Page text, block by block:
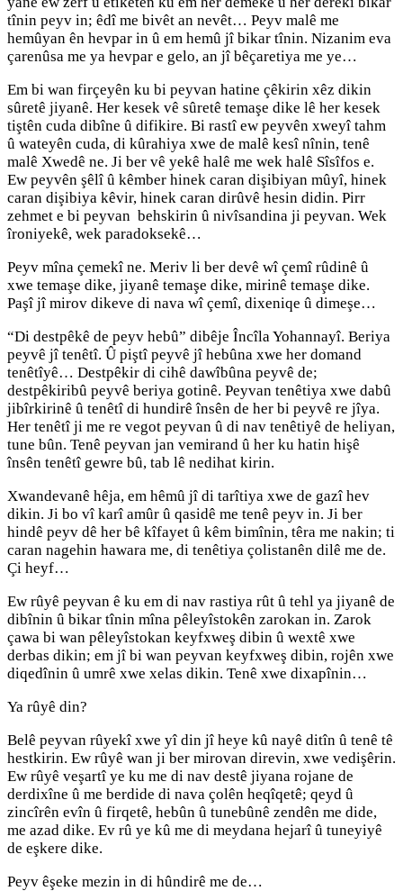
tînin peyv in; êdî me bivêt an nevêt… Peyv malê me
hemûyan ên hevpar in û em hemû jî bikar tînin. Nizanim eva
çarenûsa me ya hevpar e gelo, an jî bêçaretiya me ye…
Em bi wan firçeyên ku bi peyvan hatine çêkirin xêz dikin
sûretê jiyanê. Her kesek vê sûretê temaşe dike lê her kesek
tiştên cuda dibîne û difikire. Bi rastî ew peyvên xweyî tahm
û wateyên cuda, di kûrahiya xwe de malê kesî nînin, tenê
malê Xwedê ne. Ji ber vê yekê halê me wek halê Sîsîfos e.
Ew peyvên şêlî û kêmber hinek caran dişibiyan mûyî, hinek
caran dişibiya kêvir, hinek caran dirûvê hesin didin. Pirr
zehmet e bi peyvan behskirin û nivîsandina ji peyvan. Wek
îroniyekê, wek paradoksekê…
Peyv mîna çemekî ne. Meriv li ber devê wî çemî rûdinê û
xwe temaşe dike, jiyanê temaşe dike, mirinê temaşe dike.
Paşî jî mirov dikeve di nava wî çemî, dixeniqe û dimeşe…
“Di destpêkê de peyv hebû” dibêje Încîla Yohannayî. Beriya
peyvê jî tenêtî. Û piştî peyvê jî hebûna xwe her domand
tenêtîyê… Destpêkir di cihê dawîbûna peyvê de;
destpêkiribû peyvê beriya gotinê. Peyvan tenêtiya xwe dabû
jibîrkirinê û tenêtî di hundirê însên de her bi peyvê re jîya.
Her tenêtî ji me re vegot peyvan û di nav tenêtiyê de heliyan,
tune bûn. Tenê peyvan jan vemirand û her ku hatin hişê
însên tenêtî gewre bû, tab lê nedihat kirin.
Xwandevanê hêja, em hêmû jî di tarîtiya xwe de gazî hev
dikin. Ji bo vî karî amûr û qasidê me tenê peyv in. Ji ber
hindê peyv dê her bê kîfayet û kêm bimînin, têra me nakin; ti
caran nagehin hawara me, di tenêtiya çolistanên dilê me de.
Çi heyf…
Ew rûyê peyvan ê ku em di nav rastiya rût û tehl ya jiyanê de
dibînin û bikar tînin mîna pêleyîstokên zarokan in. Zarok
çawa bi wan pêleyîstokan keyfxweş dibin û wextê xwe
derbas dikin; em jî bi wan peyvan keyfxweş dibin, rojên xwe
diqedînin û umrê xwe xelas dikin. Tenê xwe dixapînin…
Ya rûyê din?
Belê peyvan rûyekî xwe yî din jî heye kû nayê ditîn û tenê tê
hestkirin. Ew rûyê wan ji ber mirovan direvin, xwe vedişêrin.
Ew rûyê veşartî ye ku me di nav destê jiyana rojane de
derdixîne û me berdide di nava çolên heqîqetê; qeyd û
zincîrên evîn û firqetê, hebûn û tunebûnê zendên me dide,
me azad dike. Ev rû ye kû me di meydana hejarî û tuneyiyê
de eşkere dike.
Peyv êşeke mezin in di hûndirê me de…